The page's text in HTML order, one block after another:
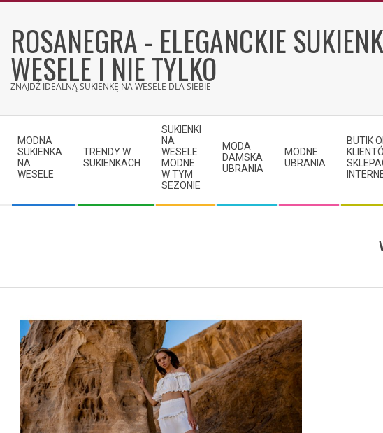
contentROSANEGRA - ELEGANCKIE
WESELE I NIE TYLKO
ZNAJDŹ IDEALNĄ SUKIENKĘ NA WESELE DLA SIEBIE
Navigation
Menu
MODNA
SUKIENKA
NA
WESELE
TRENDY W
SUKIENKACH
SUKIENKI
NA
WESELE
MODNE
W TYM
SEZONIE
MODA
DAMSKA
UBRANIA
MODNE
UBRANIA
BUTIK